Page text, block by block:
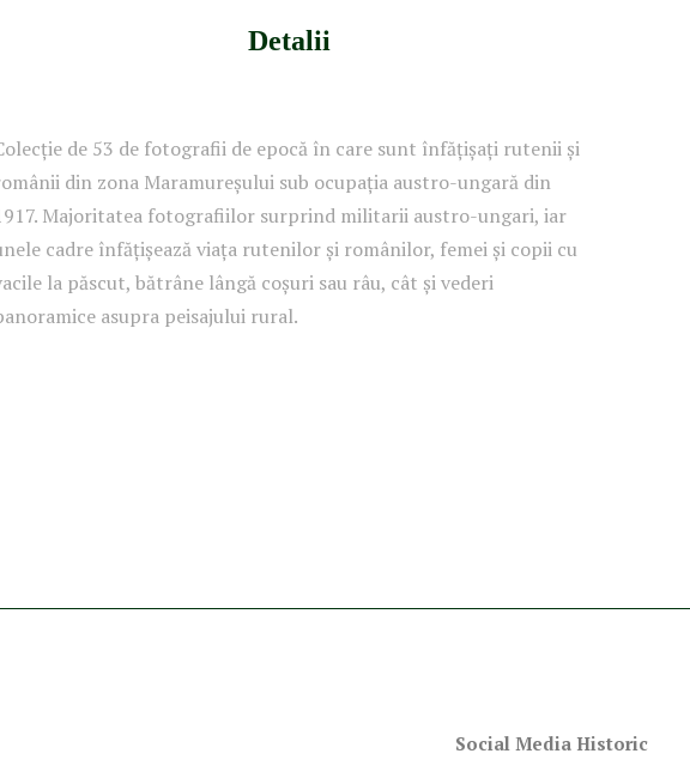
Detalii
de 53 de fotografii de epocă în care sunt înfățișați rutenii și
din zona Maramureșului sub ocupația austro-ungară din
Majoritatea fotografiilor surprind militarii austro-ungari, iar
cadre înfățișează viața rutenilor și românilor, femei și copii cu
la păscut, bătrâne lângă coșuri sau râu, cât și vederi
asupra peisajului rural.
Social Media Historic